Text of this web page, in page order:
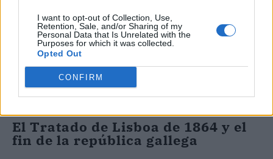
I want to opt-out of Collection, Use,
Retention, Sale, and/or Sharing of my
Personal Data that Is Unrelated with the
Purposes for which it was collected.
Opted Out
CONFIRM
El Tratado de Lisboa de 1864 y el
fin de la república gallega